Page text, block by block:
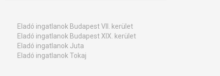
Eladó ingatlanok Budapest VII. kerület
Eladó ingatlanok Budapest XIX. kerület
Eladó ingatlanok Juta
Eladó ingatlanok Tokaj